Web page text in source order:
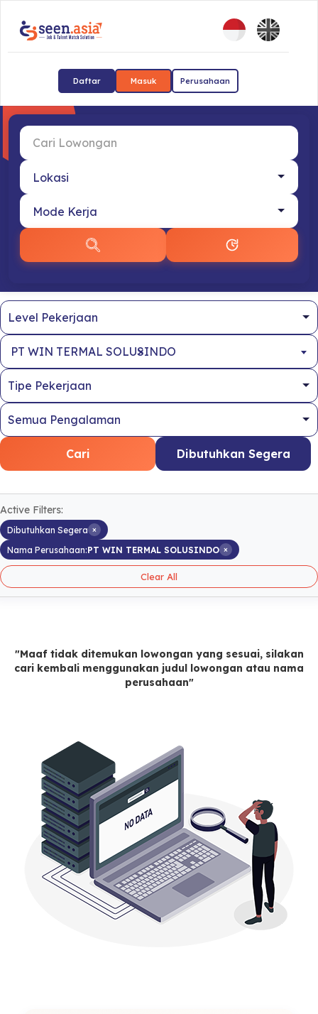
Daftar Masuk Perusahaan
×
PT WIN TERMAL SOLUSINDO
Cari Dibutuhkan Segera
Active Filters:
Dibutuhkan Segera ×
Nama Perusahaan:PT WIN TERMAL SOLUSINDO ×
Clear All
"Maaf tidak ditemukan lowongan yang sesuai, silakan
cari kembali menggunakan judul lowongan atau nama
perusahaan"